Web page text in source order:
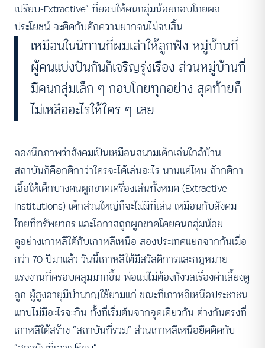
เปรียบ-Extractive” ที่ยอมให้คนกลุ่มน้อยกอบโกยผล
ประโยชน์ จะติดกับดักความยากจนไม่จบสิ้น
เหมือนในนิทานที่ผมเล่าให้ลูกฟัง หมู่บ้านที่
ผู้คนแบ่งปันกันก็เจริญรุ่งเรือง ส่วนหมู่บ้านที่
มีคนกลุ่มเล็ก ๆ กอบโกยทุกอย่าง สุดท้ายก็
ไม่เหลืออะไรให้ใคร ๆ เลย
ลองนึกภาพว่าสังคมเป็นเหมือนสนามเด็กเล่นใกล้บ้าน
สถาบันก็คือกติกาว่าใครจะได้เล่นอะไร นานแค่ไหน ถ้ากติกา
เอื้อให้เด็กบางคนผูกขาดเครื่องเล่นทั้งหมด (Extractive
Institutions) เด็กส่วนใหญ่ก็จะไม่มีที่เล่น เหมือนกับสังคม
ไทยที่ทรัพยากร และโอกาสถูกผูกขาดโดยคนกลุ่มน้อย
ดูอย่างเกาหลีใต้กับเกาหลีเหนือ สองประเทศแยกจากกันเมื่อ
กว่า 70 ปีมาแล้ว วันนี้เกาหลีใต้มีสวัสดิการและกฎหมาย
แรงงานที่ครอบคลุมมากขึ้น พ่อแม่ไม่ต้องกังวลเรื่องค่าเลี้ยงดู
ลูก ผู้สูงอายุมีบำนาญใช้ยามแก่ ขณะที่เกาหลีเหนือประชาชน
แทบไม่มีอะไรจะกิน ทั้งที่เริ่มต้นจากจุดเดียวกัน ต่างกันตรงที่
เกาหลีใต้สร้าง “สถาบันที่รวม” ส่วนเกาหลีเหนือยึดติดกับ